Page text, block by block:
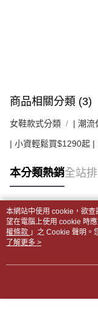
商品相關分類 (3)
女鞋款式分類 | 潮流
| 小資輕鬆買$1290起 |
本分類熱銷全站
熱門標籤
本網站中使用 cookie，欲
望在電腦上使用 cookie 時
權條款 」之 Cookie 聲明。
用條款之 Cookie 聲明使用
了解更多 >